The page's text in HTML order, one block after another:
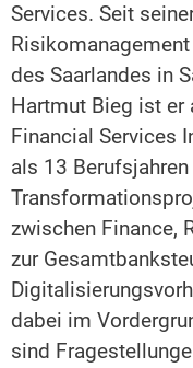
Services. Seit
des Saarlandes in
Hartmut Bieg ist er
Financial Services
als 13
zwischen Finance,
zur
dabei im
sind